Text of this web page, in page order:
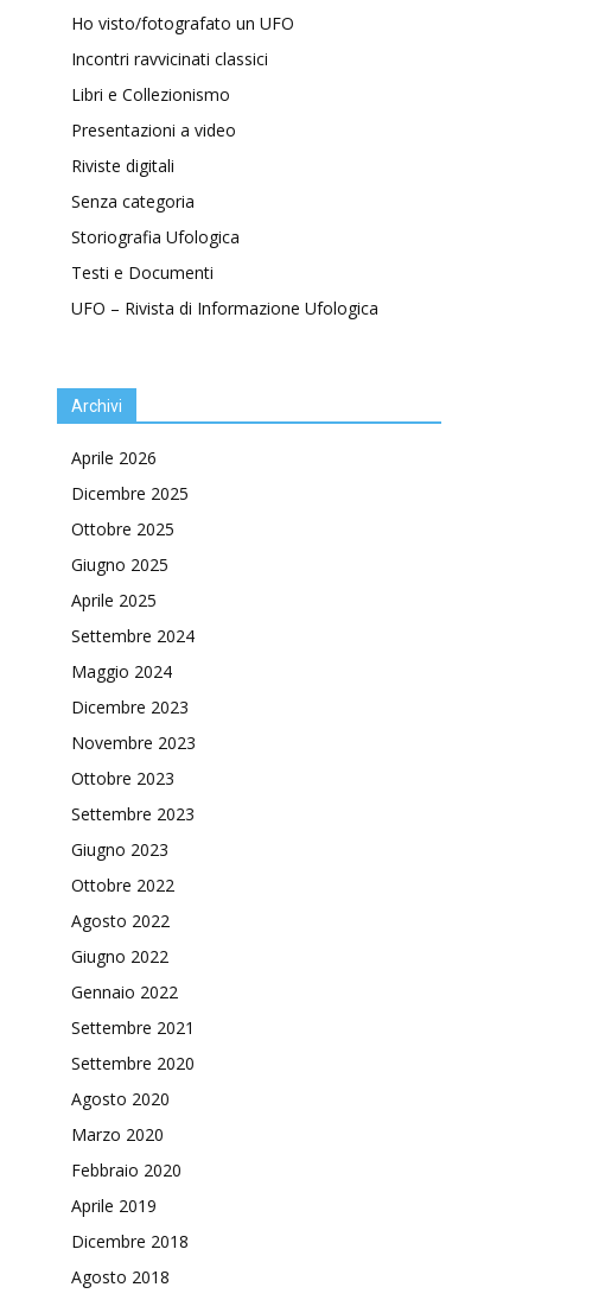
Ho visto/fotografato un UFO
Incontri ravvicinati classici
Libri e Collezionismo
Presentazioni a video
Riviste digitali
Senza categoria
Storiografia Ufologica
Testi e Documenti
UFO – Rivista di Informazione Ufologica
Archivi
Aprile 2026
Dicembre 2025
Ottobre 2025
Giugno 2025
Aprile 2025
Settembre 2024
Maggio 2024
Dicembre 2023
Novembre 2023
Ottobre 2023
Settembre 2023
Giugno 2023
Ottobre 2022
Agosto 2022
Giugno 2022
Gennaio 2022
Settembre 2021
Settembre 2020
Agosto 2020
Marzo 2020
Febbraio 2020
Aprile 2019
Dicembre 2018
Agosto 2018